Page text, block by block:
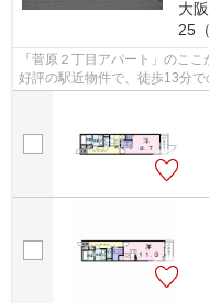
大
25
「菅原２丁目アパート」のこ
好評の駅近物件で、徒歩13分